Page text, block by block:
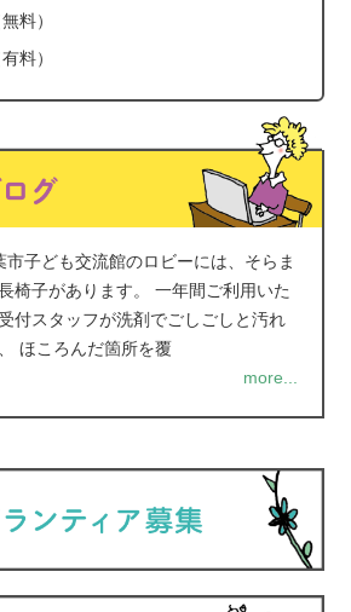
料）
料）
市子ども交流館のロビーには、そらま
椅子があります。 一年間ご利用いた
付スタッフが洗剤でごしごしと汚れ
ほころんだ箇所を覆
more...